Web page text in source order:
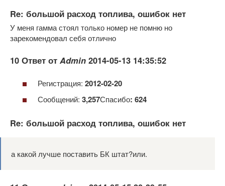
Re: большой расход топлива, ошибок нет
У меня гамма стоял только номер не помню но
зарекомендовал себя отлично
10 Ответ от Admin 2014-05-13 14:35:52
Регистрация: 2012-02-20
Сообщений: 3,257Спасибо: 624
Re: большой расход топлива, ошибок нет
а какой лучше поставить БК штат?или.